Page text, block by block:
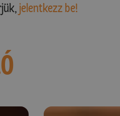
jelentkezz be!